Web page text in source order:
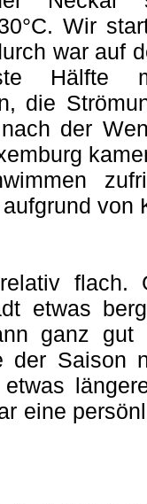
Wir
war auf
Hälfte
die
der
von
flach.
etwas
ganz gut
der Saison
eine